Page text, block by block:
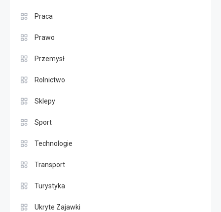
Praca
Prawo
Przemysł
Rolnictwo
Sklepy
Sport
Technologie
Transport
Turystyka
Ukryte Zajawki